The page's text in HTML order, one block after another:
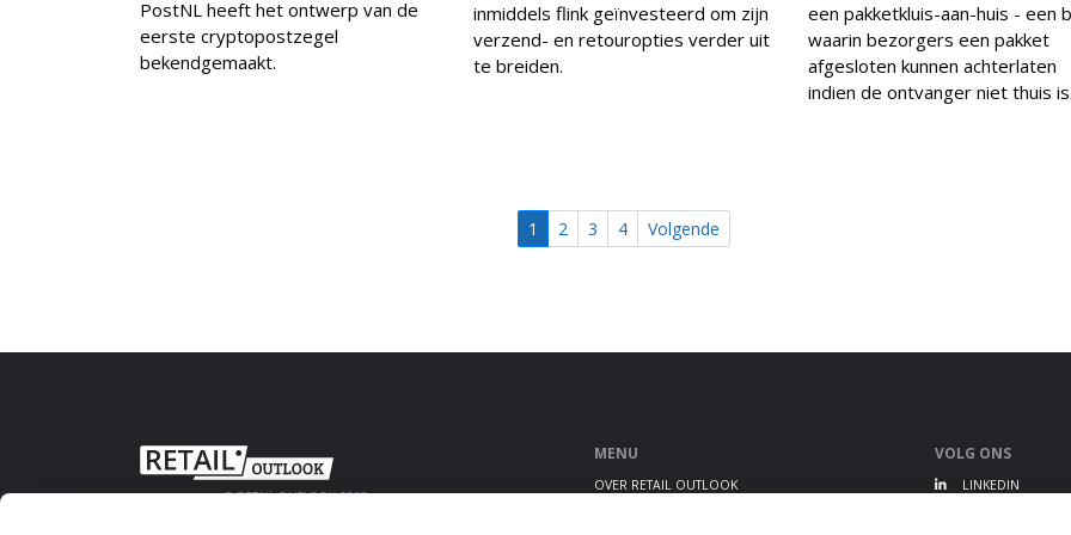
PostNL heeft het ontwerp van de
eerste cryptopostzegel
bekendgemaakt.
inmiddels flink geïnvesteerd om zijn
verzend- en retouropties verder uit
te breiden.
een pakketkluis-aan-huis - een
waarin bezorgers een pakket
afgesloten kunnen achterlaten
indien de ontvanger niet thuis is.
1 2 3 4 Volgende
© RETAIL OUTLOOK 2020
MENU
OVER RETAIL OUTLOOK
VOLG ONS
LINKEDIN